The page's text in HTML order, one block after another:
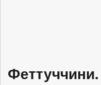
Феттуччини.